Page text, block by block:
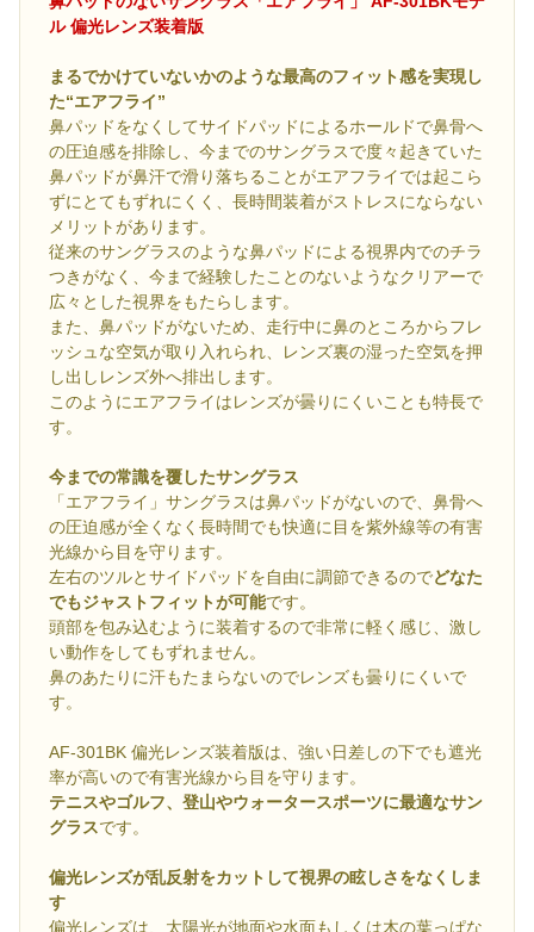
ル 偏光レンズ装着版
まるでかけていないかのような最高のフィット感を実現し
た“エアフライ”
鼻パッドをなくしてサイドパッドによるホールドで鼻骨へ
の圧迫感を排除し、今までのサングラスで度々起きていた
鼻パッドが鼻汗で滑り落ちることがエアフライでは起こら
ずにとてもずれにくく、長時間装着がストレスにならない
メリットがあります。
従来のサングラスのような鼻パッドによる視界内でのチラ
つきがなく、今まで経験したことのないようなクリアーで
広々とした視界をもたらします。
また、鼻パッドがないため、走行中に鼻のところからフレ
ッシュな空気が取り入れられ、レンズ裏の湿った空気を押
し出しレンズ外へ排出します。
このようにエアフライはレンズが曇りにくいことも特長で
す。
今までの常識を覆したサングラス
「エアフライ」サングラスは鼻パッドがないので、鼻骨へ
の圧迫感が全くなく長時間でも快適に目を紫外線等の有害
光線から目を守ります。
左右のツルとサイドパッドを自由に調節できるのでどなた
でもジャストフィットが可能です。
頭部を包み込むように装着するので非常に軽く感じ、激し
い動作をしてもずれません。
鼻のあたりに汗もたまらないのでレンズも曇りにくいで
す。
AF-301BK 偏光レンズ装着版は、強い日差しの下でも遮光
率が高いので有害光線から目を守ります。
テニスやゴルフ、登山やウォータースポーツに最適なサン
グラスです。
偏光レンズが乱反射をカットして視界の眩しさをなくしま
す
偏光レンズは、太陽光が地面や水面もしくは木の葉っぱな